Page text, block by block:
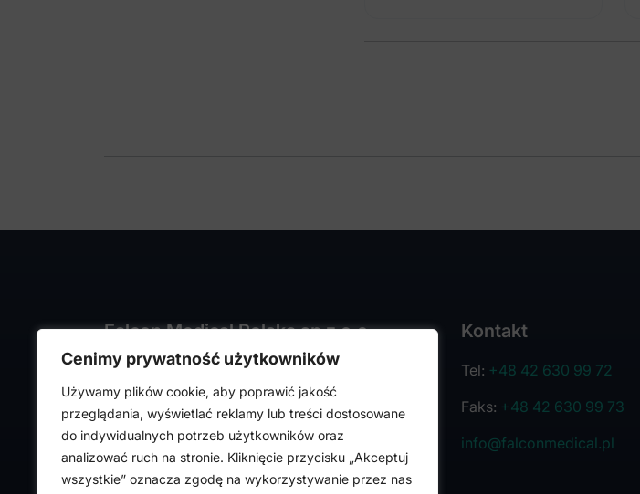
Cenimy prywatność użytkowników
Używamy plików cookie, aby poprawić jakość
przeglądania, wyświetlać reklamy lub treści dostosowane
do indywidualnych potrzeb użytkowników oraz
analizować ruch na stronie. Kliknięcie przycisku „Akceptuj
wszystkie” oznacza zgodę na wykorzystywanie przez nas
Falcon Medical Polska sp z o.o.
ul. Rajmunda Rembielińskiego 1/7
93-575 Łódź
NIP: PL7282324443
REGON: 472316619,
Nr KRS: 0000036918
Kontakt
Tel: +48 42 630 99 72
Faks: +48 42 630 99 73
info@falconmedical.pl